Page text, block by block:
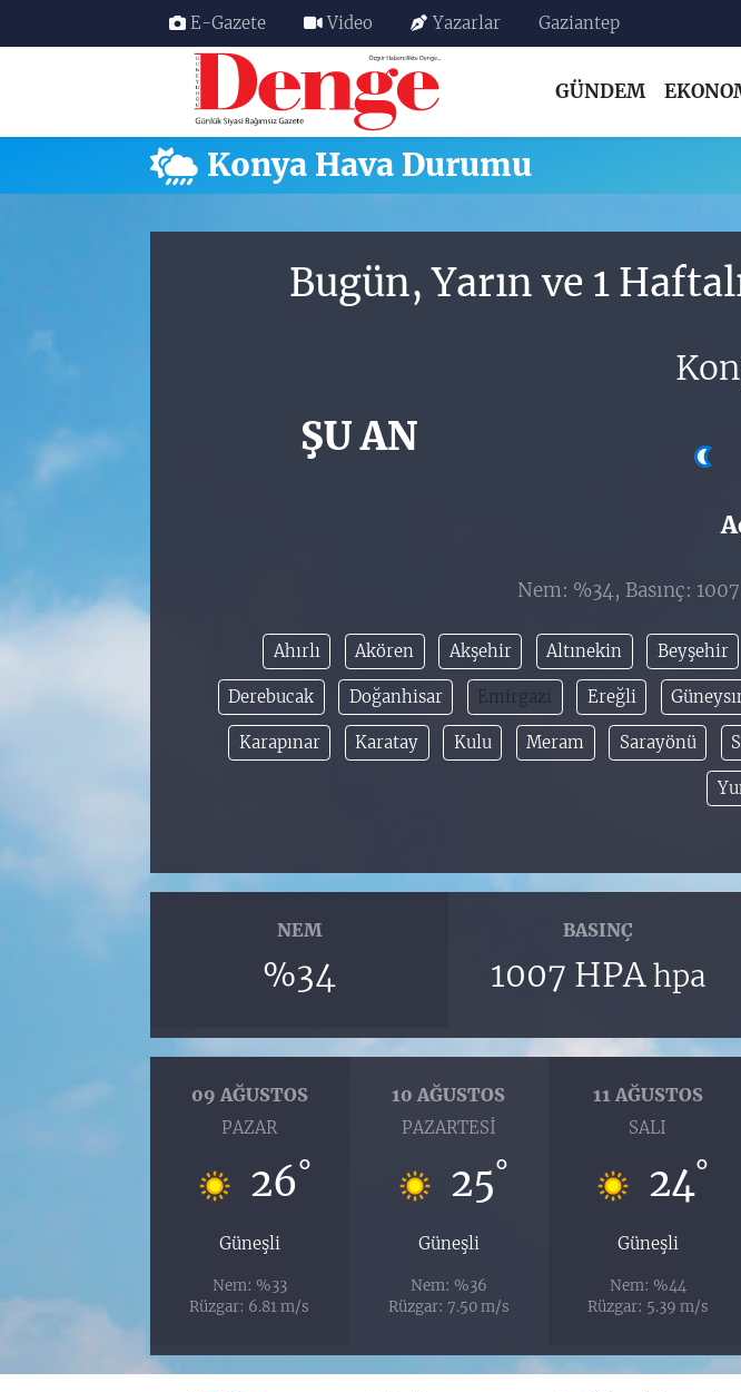
E-Gazete Video Yazarlar Gaziantep
GÜNDEM
Konya Hava Durumu
Bugün, Yarın ve 1
ŞU AN
Nem: %34, Basınç:
Ahırlı Akören Akşehir Altınekin Beyşehir
Derebucak Doğanhisar Emirgazi Ereğli
Karapınar Karatay Kulu Meram Sarayönü
NEM
%34
BASINÇ
1007 HPAhpa
09 AĞUSTOS
PAZAR
26°
Güneşli
Nem: %33
Rüzgar: 6.81 m/s
10 AĞUSTOS
PAZARTESI
25°
Güneşli
Nem: %36
Rüzgar: 7.50 m/s
11 AĞUSTOS
SALI
24°
Güneşli
Nem: %44
Rüzgar: 5.39 m/s
Nöbetçi Eczaneler
Hava Durumu
Trafik Durumu
Haber Arşivi